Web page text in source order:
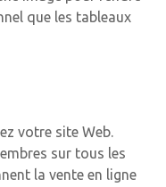
que les tableaux
votre site Web.
sur tous les
la vente en ligne